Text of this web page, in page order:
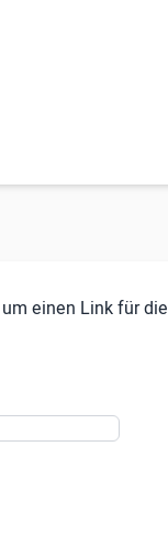
einen Link für die